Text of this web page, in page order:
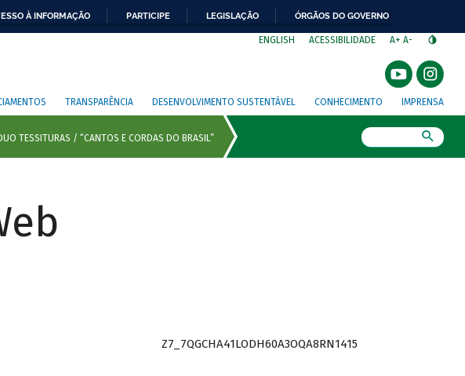
À INFORMAÇÃO PARTICIPE LEGISLAÇÃO ÓRGÃOS DO GOVERNO
ENGLISH ACESSIBILIDADE A+ A-
TRANSPARÊNCIA DESENVOLVIMENTO SUSTENTÁVEL CONHECIMENTO IMPRENSA
Z7_7QGCHA41LODH60A3OQA8RN1415